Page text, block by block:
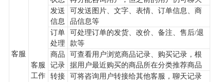
客服
客服
工作
发送
信息
可发送图片、文字、表情、订单信息、商
品信息等
订单
处理
可处理订单的发货、改价、备注、售后/退
款等
商品
记录
可查看用户浏览商品记录、购买记录，根
据用户最近购买的商品所在分类推荐商品
转接
可将咨询用户转接给其他客服，聊天记录